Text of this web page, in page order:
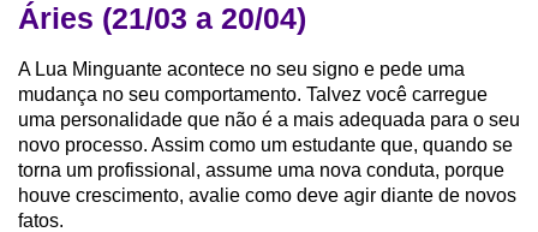
Áries (21/03 a 20/04)
A Lua Minguante acontece no seu signo e pede uma
mudança no seu comportamento. Talvez você carregue
uma personalidade que não é a mais adequada para o seu
novo processo. Assim como um estudante que, quando se
torna um profissional, assume uma nova conduta, porque
houve crescimento, avalie como deve agir diante de novos
fatos.